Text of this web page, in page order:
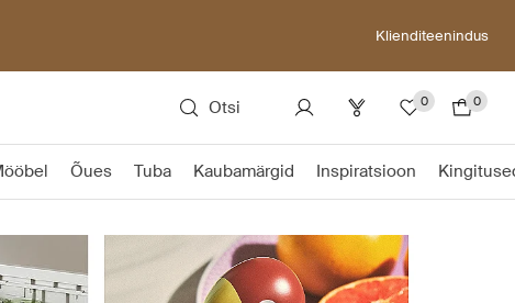
Klienditeenindus
Otsi 0 0
Õues Tuba Kaubamärgid Inspiratsioon